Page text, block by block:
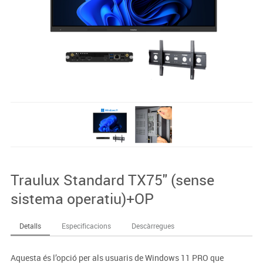
Traulux Standard TX75" (sense
sistema operatiu)+OP
Detalls Especificacions Descàrregues
Aquesta és l’opció per als usuaris de Windows 11 PRO que